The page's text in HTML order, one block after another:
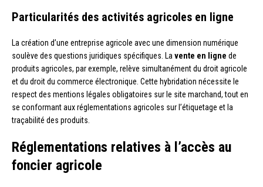
Particularités des activités agricoles en ligne
La création d’une entreprise agricole avec une dimension numérique
soulève des questions juridiques spécifiques. La vente en ligne de
produits agricoles, par exemple, relève simultanément du droit agricole
et du droit du commerce électronique. Cette hybridation nécessite le
respect des mentions légales obligatoires sur le site marchand, tout en
se conformant aux réglementations agricoles sur l’étiquetage et la
traçabilité des produits.
Réglementations relatives à l’accès au
foncier agricole